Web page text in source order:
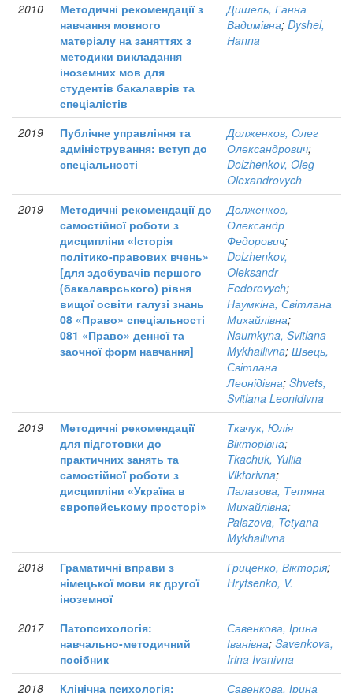
2010
Методичні рекомендації з
навчання мовного
матеріалу на заняттях з
методики викладання
іноземних мов для
студентів бакалаврів та
спеціалістів
Дишель, Ганна
Вадимівна; Dyshel,
Нanna
2019
Публічне управління та
адміністрування: вступ до
спеціальності
Долженков, Олег
Олександрович;
Dolzhenkov, Oleg
Olexandrovych
2019
Методичні рекомендації до
самостійної роботи з
дисципліни «Історія
політико-правових вчень»
[для здобувачів першого
(бакалаврського) рівня
вищої освіти галузі знань
08 «Право» спеціальності
081 «Право» денної та
заочної форм навчання]
Долженков,
Олександр
Федорович;
Dolzhenkov,
Oleksandr
Fedorovych;
Наумкіна, Світлана
Михайлівна;
Naumkyna, Svitlana
Mykhailivna; Швець,
Світлана
Леонідівна; Shvets,
Svitlana Leonidivna
2019
Методичні рекомендації
для підготовки до
практичних занять та
самостійної роботи з
дисципліни «Україна в
європейському просторі»
Ткачук, Юлія
Вікторівна;
Tkachuk, Yuliia
Viktorivna;
Палазова, Тетяна
Михайлівна;
Palazova, Tetyana
Mykhailivna
2018
Граматичні вправи з
німецької мови як другої
іноземної
Гриценко, Вікторія;
Hrytsenko, V.
2017
Патопсихологія:
навчально-методичний
посібник
Савенкова, Ірина
Іванівна; Savenkova,
Irina Ivanіvna
2018
Клінічна психологія: Савенкова, Ірина